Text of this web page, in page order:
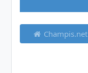
Champis.net